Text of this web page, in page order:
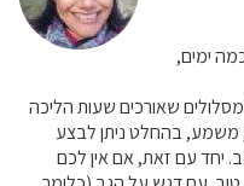
ימים,
שאורכים שעות הליכה
משמע, בהחלט ניתן לבצע
יחד עם זאת, אם אין לכם